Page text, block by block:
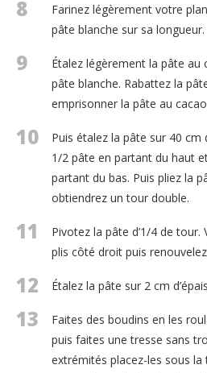
8
Farinez légèrement votre
pâte blanche sur sa longueur.
9
Étalez légèrement la pâte au
pâte blanche. Rabattez la
emprisonner la pâte au
10
Puis étalez la pâte sur 40 cm
1/2 pâte en partant du haut
partant du bas. Puis pliez la
obtiendrez un tour double.
11
Pivotez la pâte d’1/4 de
plis côté droit puis
12 Étalez la pâte sur 2 cm
13
Faites des boudins en les
puis faites une tresse sans
extrémités placez-les sous